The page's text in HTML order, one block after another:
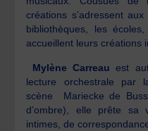
créations s’adressent
bibliothèques, les
accueillent leurs créations
Mylène Carreau est
lecture orchestrale par
scène Mariecke de
d’ombre), elle prête sa
intimes, de